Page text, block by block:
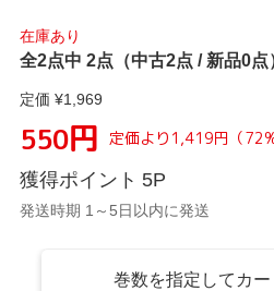
在庫あり
全2点中 2点（中古2点 / 新品0点
定価 ¥1,969
550円 定価より 1,419円 （72
獲得ポイント 5P
発送時期 1～5日以内に発送
巻数を指定してカ